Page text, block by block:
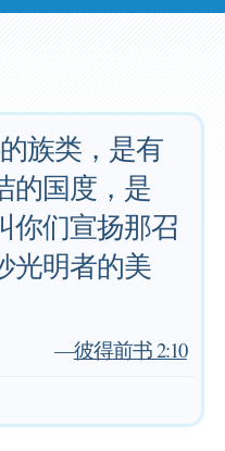
族类，是有
的国度，是
们宣扬那召
光明者的美
—彼得前书 2:10